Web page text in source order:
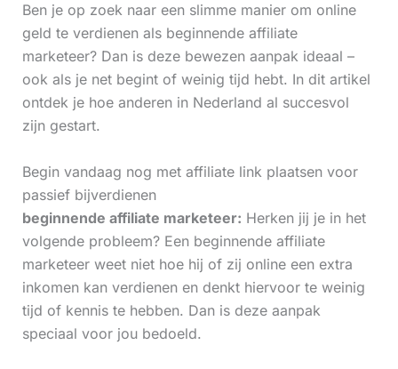
Ben je op zoek naar een slimme manier om online
geld te verdienen als beginnende affiliate
marketeer? Dan is deze bewezen aanpak ideaal –
ook als je net begint of weinig tijd hebt. In dit artikel
ontdek je hoe anderen in Nederland al succesvol
zijn gestart.
Begin vandaag nog met affiliate link plaatsen voor
passief bijverdienen
beginnende affiliate marketeer: Herken jij je in het
volgende probleem? Een beginnende affiliate
marketeer weet niet hoe hij of zij online een extra
inkomen kan verdienen en denkt hiervoor te weinig
tijd of kennis te hebben. Dan is deze aanpak
speciaal voor jou bedoeld.